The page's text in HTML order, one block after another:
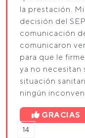
la prestación.
decisión del
comunicación
comunicaron
para que le
ya no necesitan
situación
ningún
GRACIAS
14